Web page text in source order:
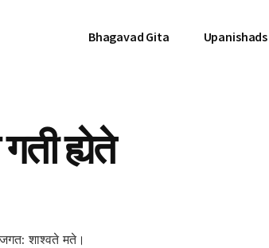
Bhagavad Gita Upanishads
ह्येते
शाश्वते मते।